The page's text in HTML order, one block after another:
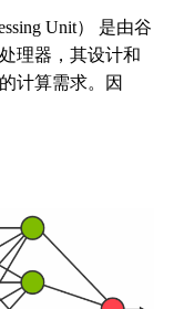
Unit） 是由谷
理器，其设计和
计算需求。因